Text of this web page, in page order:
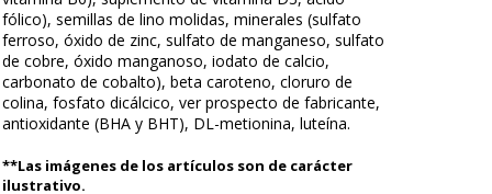
fólico), semillas de lino molidas, minerales (sulfato
ferroso, óxido de zinc, sulfato de manganeso, sulfato
de cobre, óxido manganoso, iodato de calcio,
carbonato de cobalto), beta caroteno, cloruro de
colina, fosfato dicálcico, ver prospecto de fabricante,
antioxidante (BHA y BHT), DL-metionina, luteína.
**Las imágenes de los artículos son de carácter
ilustrativo.